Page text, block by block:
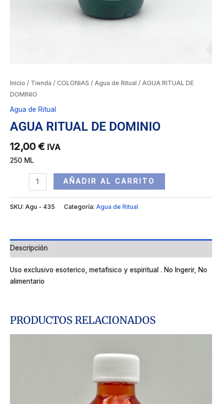
Inicio / Tienda / COLONIAS / Agua de Ritual / AGUA RITUAL DE
DOMINIO
Agua de Ritual
AGUA RITUAL DE DOMINIO
12,00 € IVA
250 ML
AÑADIR AL CARRITO
SKU: Agu - 435 Categoría: Agua de Ritual
Descripción
Uso exclusivo esoterico, metafisico y espiritual . No Ingerir, No
alimentario
PRODUCTOS RELACIONADOS